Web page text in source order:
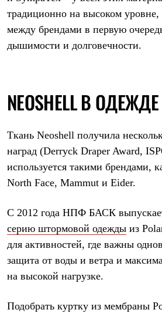
традиционно на высоком уровне,
между брендами в первую
дышимости и долговечности.
NEOSHELL В
Ткань Neoshell получила
наград (Derryck Draper Award,
используется такими брендами,
North Face, Mammut и Eider.
С 2012 года НПФ БАСК
серию штормовой одежды из
для активностей, где важны
защита от воды и ветра и
на высокой нагрузке.
Подобрать куртку из мембраны